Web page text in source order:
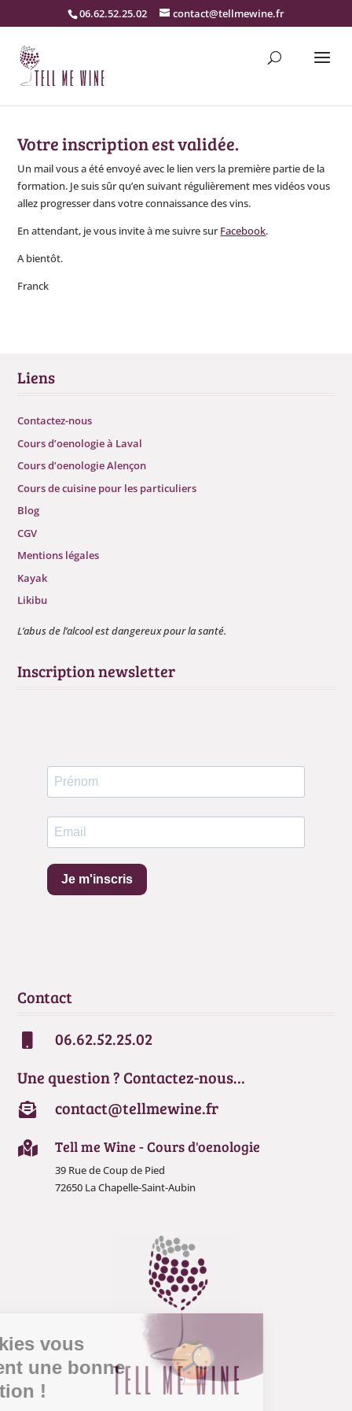
06.62.52.25.02 contact@tellmewine.fr
Votre inscription est validée.
Un mail vous a été envoyé avec le lien vers la première partie de la
formation. Je suis sûr qu’en suivant régulièrement mes vidéos vous
allez progresser dans votre connaissance des vins.
En attendant, je vous invite à me suivre surFacebook.
A bientôt.
Franck
Liens
Contactez-nous
Cours d’oenologie à Laval
Cours d’oenologie Alençon
Cours de cuisine pour les particuliers
Blog
CGV
Mentions légales
Kayak
Likibu
L’abus de l’alcool est dangereux pour la santé.
Inscription newsletter
Je m'inscris
Contact
06.62.52.25.02
Une question ? Contactez-nous…
 contact@tellmewine.fr
 Tell me Wine - Cours d'oenologie
39 Rue de Coup de Pied
72650 La Chapelle-Saint-Aubin
cookies vous
une bonne
!